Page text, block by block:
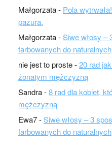
Małgorzata- Pola
pazura.
Małgorzata-Siwe włosy –
farbowanych do naturalnych
nie jest to proste-20 rad
żonatym mężczyzną
Sandra-8 rad dla kobiet,
mężczyzną
Ewa7-Siwe włosy – 3
farbowanych do naturalnych